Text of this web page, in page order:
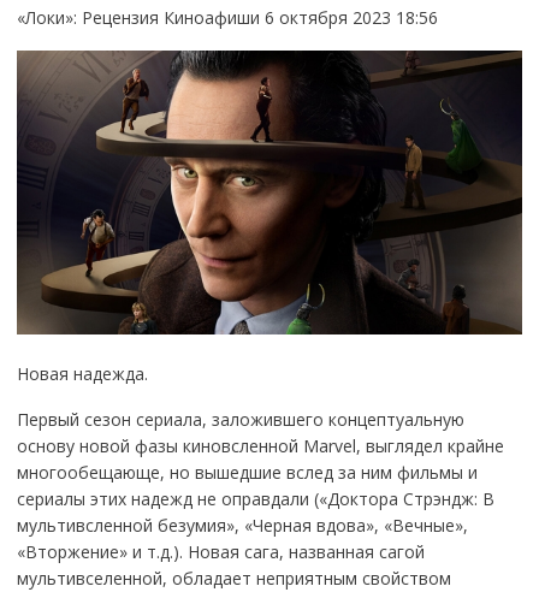
«Локи»: Рецензия Киноафиши 6 октября 2023 18:56
Новая надежда.
Первый сезон сериала, заложившего концептуальную
основу новой фазы киновсленной Marvel, выглядел крайне
многообещающе, но вышедшие вслед за ним фильмы и
сериалы этих надежд не оправдали («Доктора Стрэндж: В
мультивсленной безумия», «Черная вдова», «Вечные»,
«Вторжение» и т.д.). Новая сага, названная сагой
мультивселенной, обладает неприятным свойством